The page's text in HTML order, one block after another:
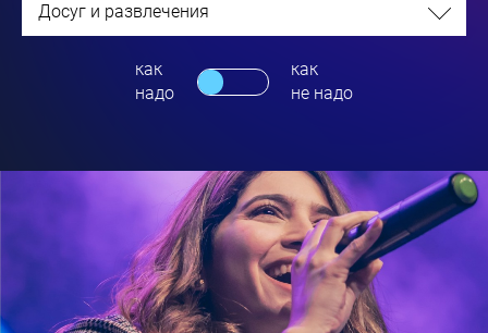
Досуг и развлечения
как
надо
как
не надо